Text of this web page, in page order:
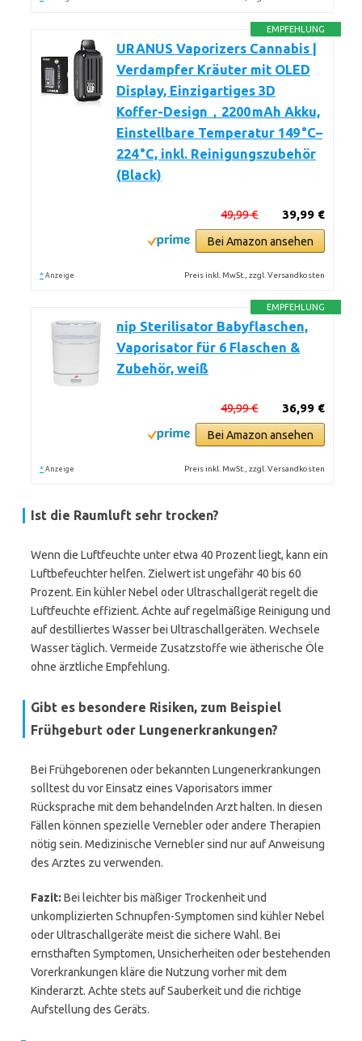
EMPFEHLUNG
URANUS Vaporizers Cannabis |
Verdampfer Kräuter mit OLED
Display, Einzigartiges 3D
Koffer-Design，2200 mAh Akku,
Einstellbare Temperatur 149 °C–
224 °C, inkl. Reinigungszubehör
(Black)
39,99 €
49,99 €
Bei Amazon ansehen
* Anzeige Preis inkl. MwSt., zzgl. Versandkosten
EMPFEHLUNG
nip Sterilisator Babyflaschen,
Vaporisator für 6 Flaschen &
Zubehör, weiß
36,99 €
49,99 €
Bei Amazon ansehen
* Anzeige Preis inkl. MwSt., zzgl. Versandkosten
Ist die Raumluft sehr trocken?
Wenn die Luftfeuchte unter etwa 40 Prozent liegt, kann ein
Luftbefeuchter helfen. Zielwert ist ungefähr 40 bis 60
Prozent. Ein kühler Nebel oder Ultraschallgerät regelt die
Luftfeuchte effizient. Achte auf regelmäßige Reinigung und
auf destilliertes Wasser bei Ultraschallgeräten. Wechsele
Wasser täglich. Vermeide Zusatzstoffe wie ätherische Öle
ohne ärztliche Empfehlung.
Gibt es besondere Risiken, zum Beispiel
Frühgeburt oder Lungenerkrankungen?
Bei Frühgeborenen oder bekannten Lungenerkrankungen
solltest du vor Einsatz eines Vaporisators immer
Rücksprache mit dem behandelnden Arzt halten. In diesen
Fällen können spezielle Vernebler oder andere Therapien
nötig sein. Medizinische Vernebler sind nur auf Anweisung
des Arztes zu verwenden.
Fazit: Bei leichter bis mäßiger Trockenheit und
unkomplizierten Schnupfen-Symptomen sind kühler Nebel
oder Ultraschallgeräte meist die sichere Wahl. Bei
ernsthaften Symptomen, Unsicherheiten oder bestehenden
Vorerkrankungen kläre die Nutzung vorher mit dem
Kinderarzt. Achte stets auf Sauberkeit und die richtige
Aufstellung des Geräts.